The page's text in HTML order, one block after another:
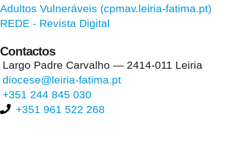
Adultos Vulneráveis (cpmav.leiria-fatima.pt)
REDE - Revista Digital
Contactos
Largo Padre Carvalho — 2414-011 Leiria
diocese@leiria-fatima.pt
+351 244 845 030
+351 961 522 268